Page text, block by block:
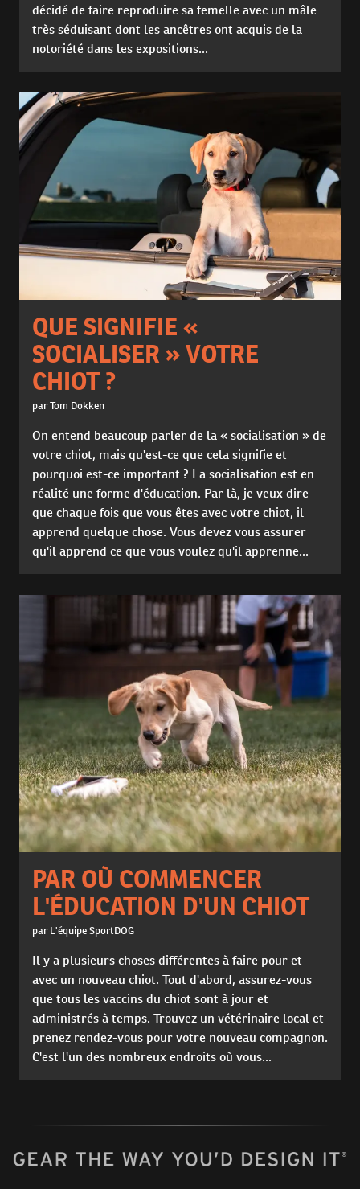
décidé de faire reproduire sa femelle avec un mâle
très séduisant dont les ancêtres ont acquis de la
notoriété dans les expositions...
QUE SIGNIFIE «
SOCIALISER » VOTRE
CHIOT ?
par Tom Dokken
On entend beaucoup parler de la « socialisation » de
votre chiot, mais qu'est-ce que cela signifie et
pourquoi est-ce important ? La socialisation est en
réalité une forme d'éducation. Par là, je veux dire
que chaque fois que vous êtes avec votre chiot, il
apprend quelque chose. Vous devez vous assurer
qu'il apprend ce que vous voulez qu'il apprenne...
PAR OÙ COMMENCER
L'ÉDUCATION D'UN CHIOT
par L'équipe SportDOG
Il y a plusieurs choses différentes à faire pour et
avec un nouveau chiot. Tout d'abord, assurez-vous
que tous les vaccins du chiot sont à jour et
administrés à temps. Trouvez un vétérinaire local et
prenez rendez-vous pour votre nouveau compagnon.
C'est l'un des nombreux endroits où vous...